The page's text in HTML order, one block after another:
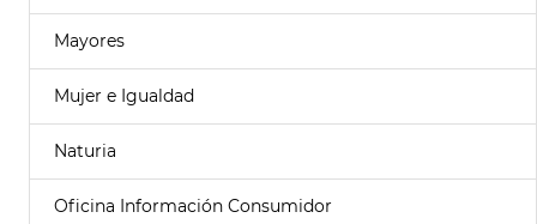
Mayores
Mujer e Igualdad
Naturia
Oficina Información Consumidor